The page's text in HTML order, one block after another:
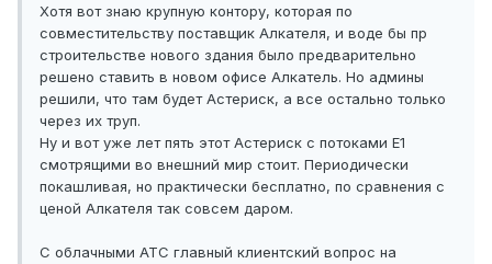
Хотя вот знаю крупную контору, которая по
совместительству поставщик Алкателя, и воде бы пр
строительстве нового здания было предварительно
решено ставить в новом офисе Алкатель. Но админы
решили, что там будет Астериск, а все остально только
через их труп.
Ну и вот уже лет пять этот Астериск с потоками E1
смотрящими во внешний мир стоит. Периодически
покашливая, но практически бесплатно, по сравнения с
ценой Алкателя так совсем даром.
С облачными АТС главный клиентский вопрос на